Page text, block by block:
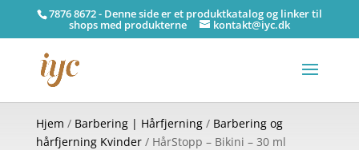
7876 8672 - Denne side er et produktkatalog og linker til
shops med produkterne kontakt@iyc.dk
Hjem / Barbering | Hårfjerning/ Barbering og
hårfjerning Kvinder/ HårStopp – Bikini – 30 ml